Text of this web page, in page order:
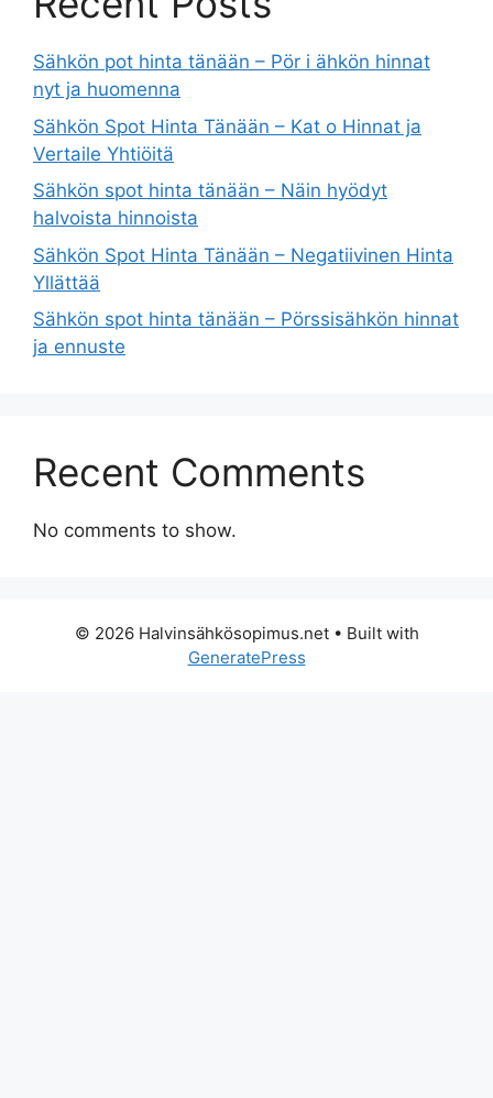
Sähkön pot hinta tänään – Pör i ähkön hinnat
nyt ja huomenna
Sähkön Spot Hinta Tänään – Kat o Hinnat ja
Vertaile Yhtiöitä
Sähkön spot hinta tänään – Näin hyödyt
halvoista hinnoista
Sähkön Spot Hinta Tänään – Negatiivinen Hinta
Yllättää
Sähkön spot hinta tänään – Pörssisähkön hinnat
ja ennuste
Recent Comments
No comments to show.
© 2026 Halvinsähkösopimus.net• Built with
GeneratePress